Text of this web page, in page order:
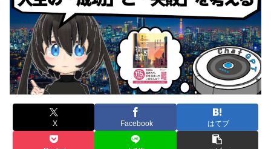
X Facebook はてブ